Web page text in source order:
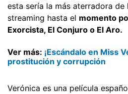
esta sería la más aterradora de
streaming hasta el momento
Exorcista, El Conjuro o El Aro.
Ver más: ¡Escándalo en Miss
prostitución y corrupción
Verónica es una película